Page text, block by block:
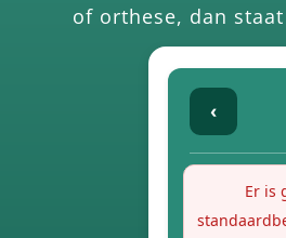
of orthese, dan
‹
Er is